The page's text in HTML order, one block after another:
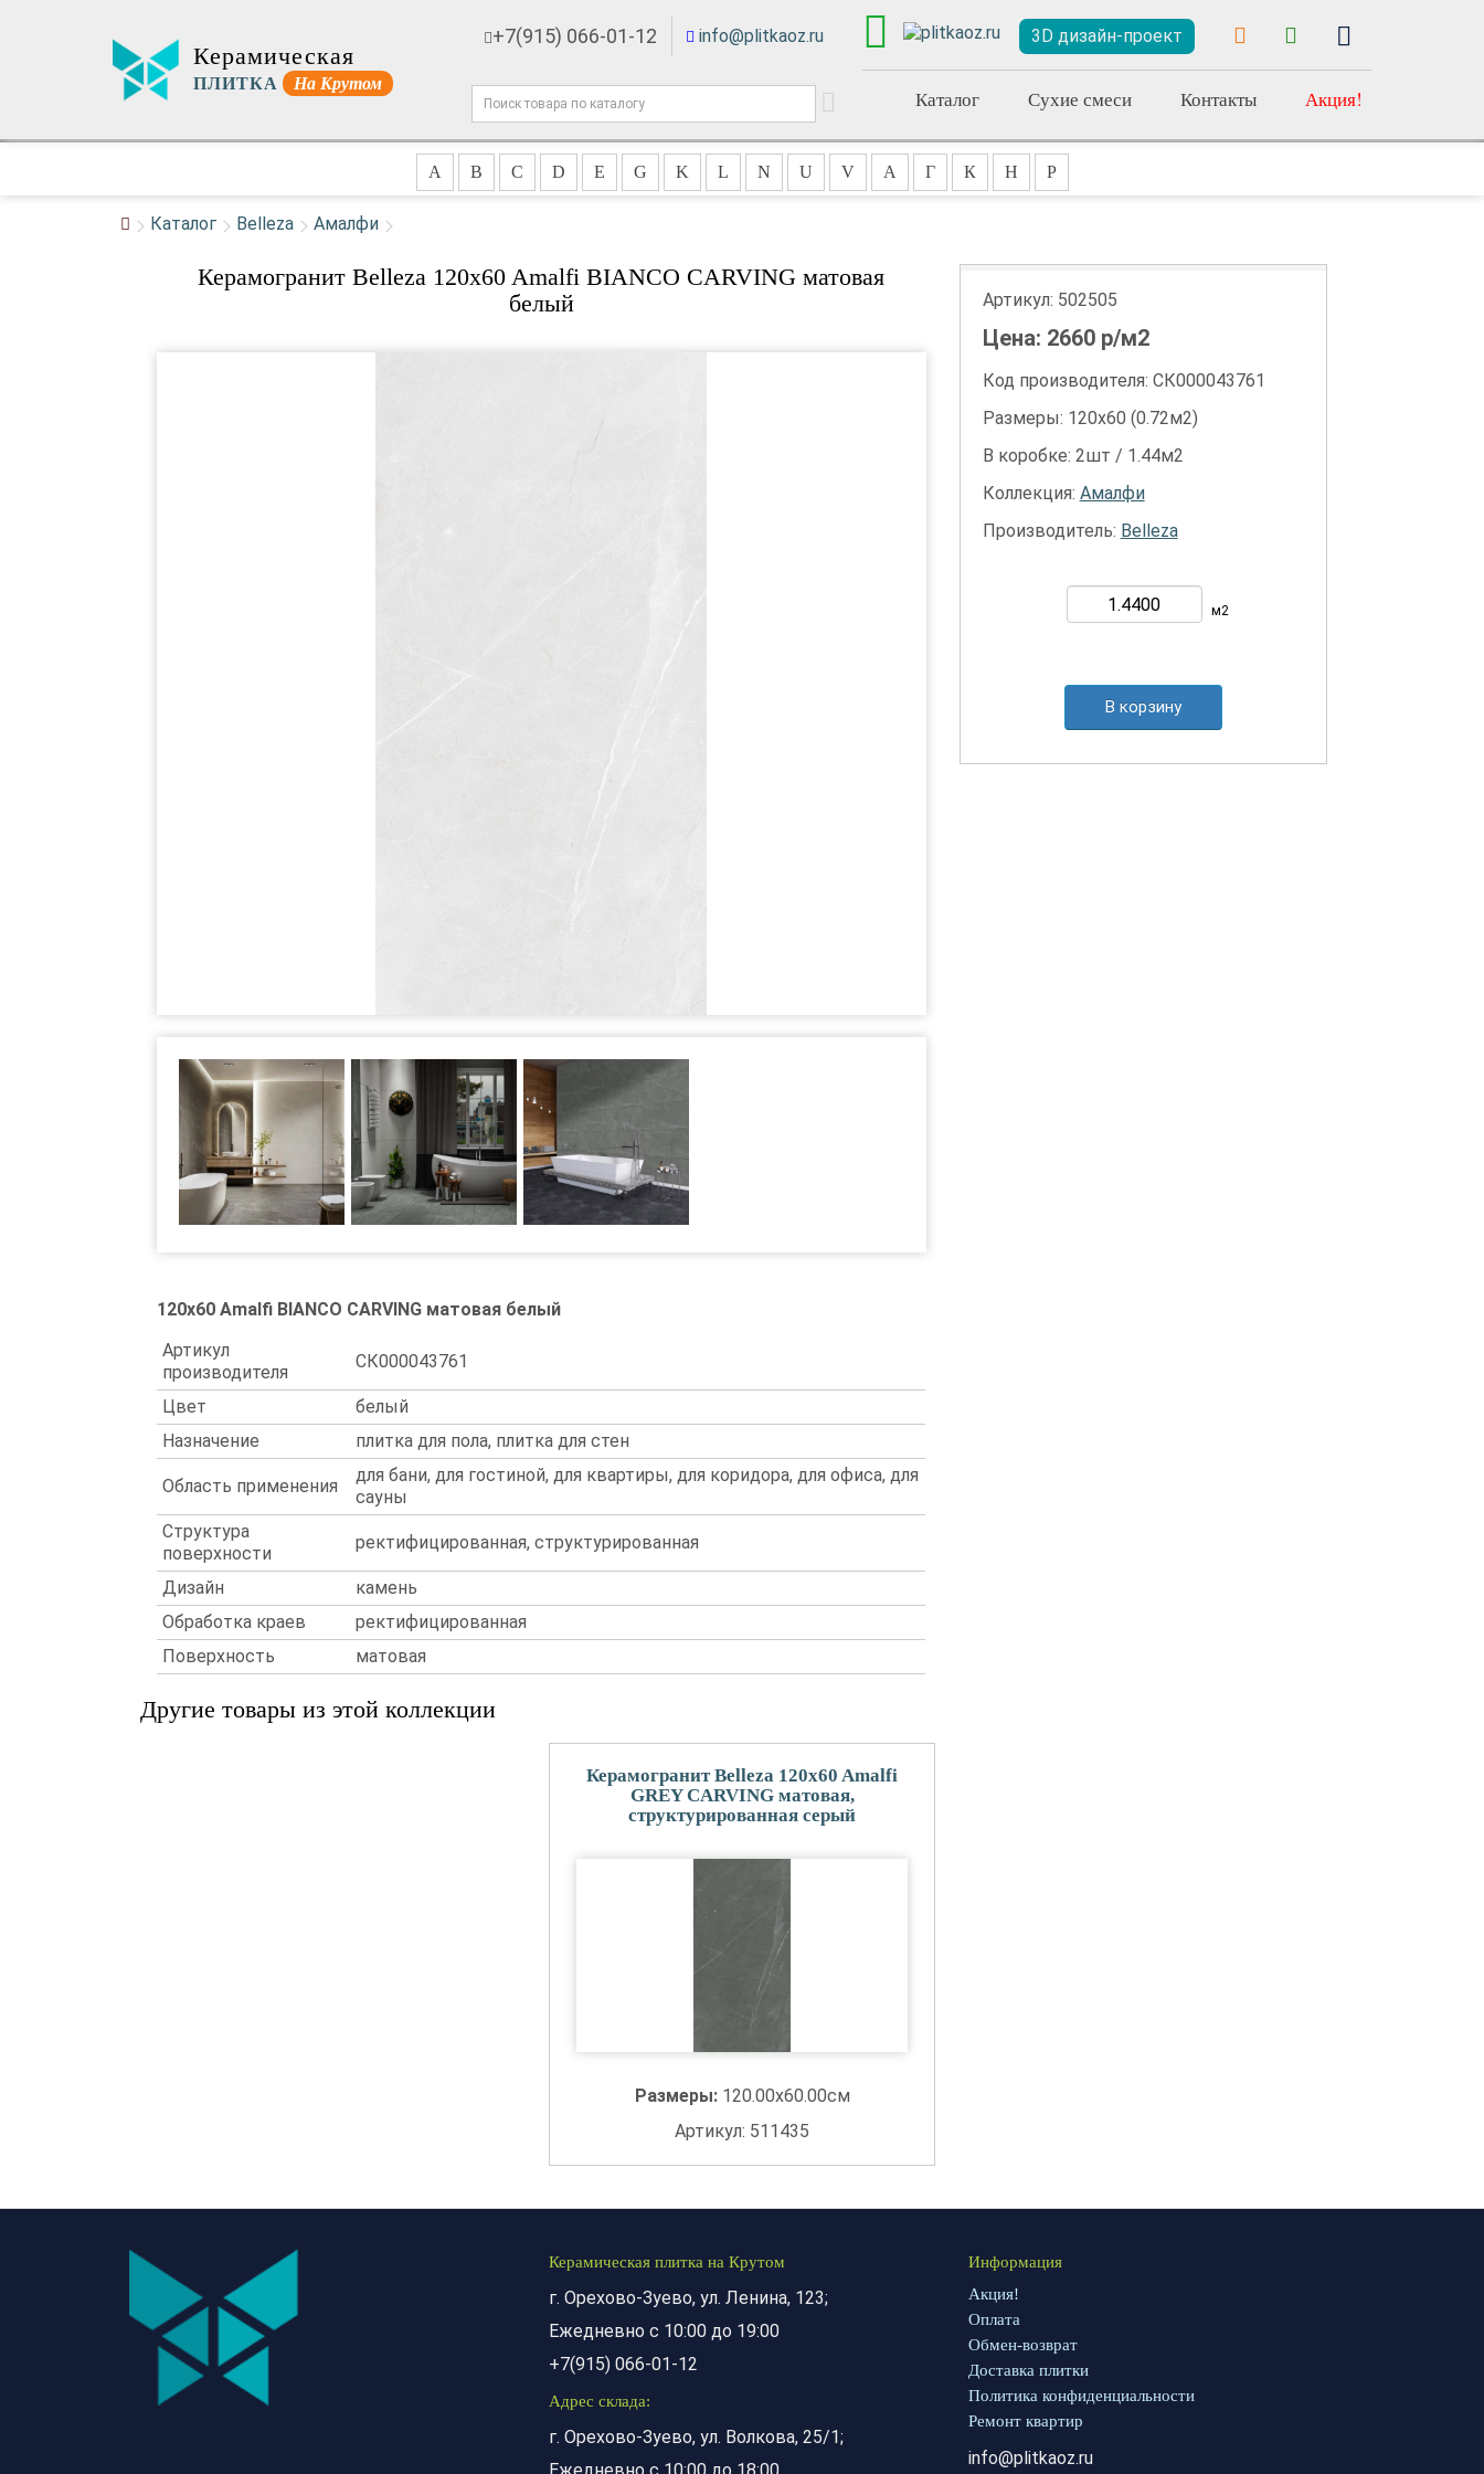
Керамическая
ПЛИТКА На Крутом
+7(915) 066-01-12 info@plitkaoz.ru 3D дизайн-проект
Каталог Сухие смеси Контакты Акция!
A B C D E G K L N U V А Г К Н Р
Каталог Belleza Амалфи
Керамогранит Belleza 120x60 Amalfi BIANCO CARVING матовая
белый
120x60 Amalfi BIANCO CARVING матовая белый
Артикул
производителя
СК000043761
Цвет
белый
Назначение
плитка для пола, плитка для стен
Область применения
для бани, для гостиной, для квартиры, для коридора, для офиса, для
сауны
Структура
поверхности
ректифицированная, структурированная
Дизайн
камень
Обработка краев
ректифицированная
Поверхность
матовая
Артикул: 502505
Цена: 2660р/м2
Код производителя: СК000043761
Размеры: 120х60 (0.72м2)
В коробке: 2шт / 1.44м2
Коллекция: Амалфи
Производитель: Belleza
м2
В корзину
Другие товары из этой коллекции
Керамогранит Belleza 120x60 Amalfi
GREY CARVING матовая,
структурированная серый
Размеры: 120.00x60.00см
Артикул: 511435
Керамическая плитка на Крутом
г. Орехово-Зуево, ул. Ленина, 123;
Ежедневно с 10:00 до 19:00
+7(915) 066-01-12
Адрес склада:
г. Орехово-Зуево, ул. Волкова, 25/1;
Информация
Акция!
Оплата
Обмен-возврат
Доставка плитки
Политика конфиденциальности
Ремонт квартир
info@plitkaoz.ru